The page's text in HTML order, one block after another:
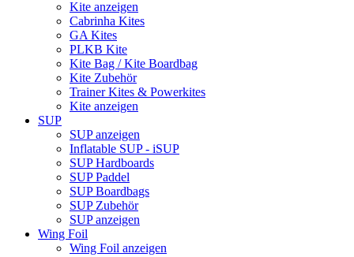
Kite anzeigen
Cabrinha Kites
GA Kites
PLKB Kite
Kite Bag / Kite Boardbag
Kite Zubehör
Trainer Kites & Powerkites
Kite anzeigen
SUP
SUP anzeigen
Inflatable SUP - iSUP
SUP Hardboards
SUP Paddel
SUP Boardbags
SUP Zubehör
SUP anzeigen
Wing Foil
Wing Foil anzeigen